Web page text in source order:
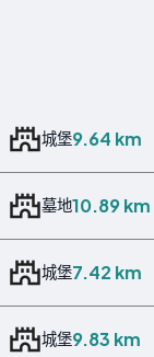
城堡9.64 km
墓地10.89 km
城堡7.42 km
城堡9.83 km